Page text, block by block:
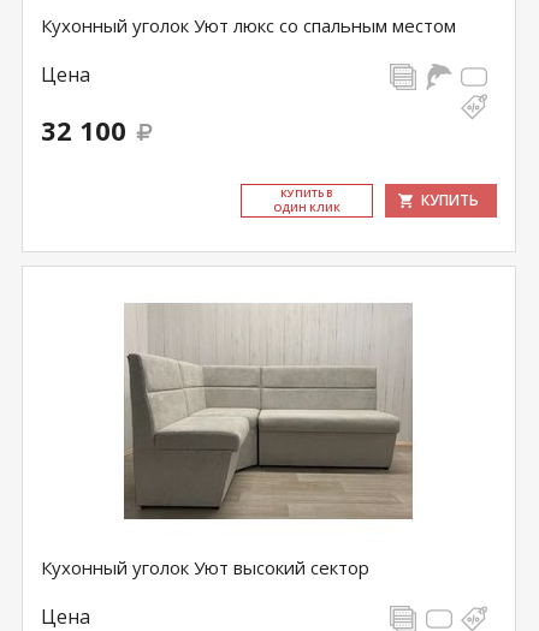
Кухонный уголок Уют люкс со спальным местом
Цена
32 100
КУ­ПИТЬ В
ОДИН КЛИК
КУПИТЬ
Кухонный уголок Уют высокий сектор
Цена